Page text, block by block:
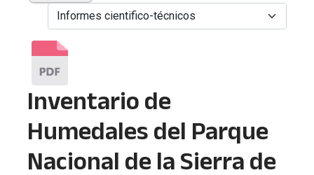
Inventario de
Humedales del Parque
Nacional de la Sierra de